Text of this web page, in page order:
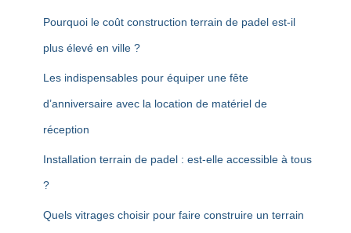
Pourquoi le coût construction terrain de padel est-il
plus élevé en ville ?
Les indispensables pour équiper une fête
d’anniversaire avec la location de matériel de
réception
Installation terrain de padel : est-elle accessible à tous
?
Quels vitrages choisir pour faire construire un terrain